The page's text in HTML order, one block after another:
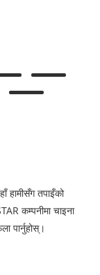
हामीसँग तपाइँको
कम्पनीमा चाइना
पार्नुहोस्।